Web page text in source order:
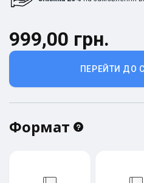
ПЕРЕЙТИ ДО
999,00 грн.
Формат